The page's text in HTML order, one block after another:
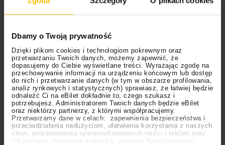
Dbamy o Twoją prywatność
Dzięki plikom cookies i technologiom pokrewnym oraz
przetwarzaniu Twoich danych, możemy zapewnić, że
dopasujemy do Ciebie wyświetlane treści. Wyrażając zgodę na
przechowywanie informacji na urządzeniu końcowym lub dostęp
do nich i przetwarzanie danych (w tym w obszarze profilowania,
analiz rynkowych i statystycznych) sprawiasz, że łatwiej będzie
odnaleźć Ci na eBilet dokładnie to, czego szukasz i
potrzebujesz. Administratorem Twoich danych będzie eBilet
oraz niektórzy partnerzy, z którymi współpracujemy.
Przetwarzamy dane w celach: zapewnienia bezpieczeństwa i
przeciwdziałania nadużyciom, ułatwienia korzystania z naszych
stron, prezentowania spersonalizowanych treści i reklam oraz
ich pomiaru, tworzenia statystyk, poprawy funkcjonalności